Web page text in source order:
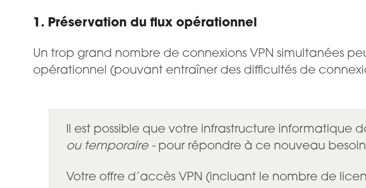
1. Préservation du flux opérationnel
Un trop grand nombre de connexions VPN simultanées
opérationnel (pouvant entraîner des difficultés de
Il est possible que votre infrastructure informatique
ou temporaire -pour répondre à ce nouveau
Votre offre d’accès VPN (incluant le nombre de